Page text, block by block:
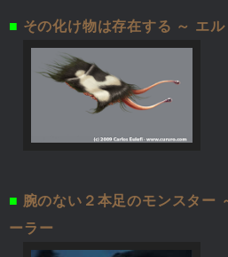
■ その化け物は存在する ～ エル
■ 腕のない２本足のモンスター
ーラー